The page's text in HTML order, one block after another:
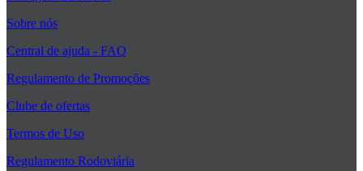
Sobre nós
Central de ajuda - FAQ
Regulamento de Promoções
Clube de ofertas
Termos de Uso
Regulamento Rodoviária